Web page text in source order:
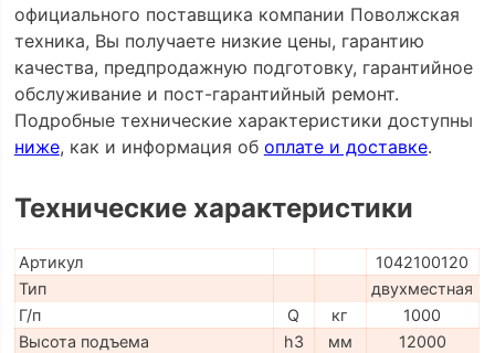
официального поставщика компании Поволжская
техника, Вы получаете низкие цены, гарантию
качества, предпродажную подготовку, гарантийное
обслуживание и пост-гарантийный ремонт.
Подробные технические характеристики доступны
ниже, как и информация об оплате и доставке.
Технические характеристики
Артикул
1042100120
Тип
двухместная
Г/п
Q кг
1000
Высота подъема
h3 мм
12000